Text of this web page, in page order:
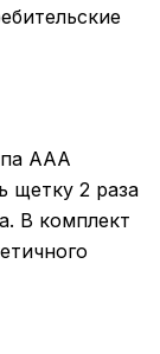
ААА
щетку 2 раза
В комплект